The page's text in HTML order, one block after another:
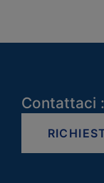
Contattaci